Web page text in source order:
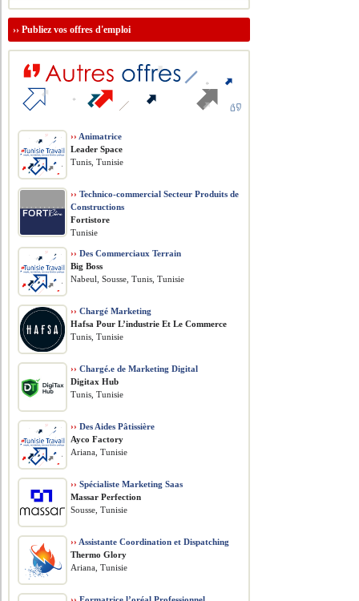
››Publiez vos offres d'emploi
›› Animatrice
Leader Space
Tunis, Tunisie
›› Technico-commercial Secteur Produits de
Constructions
Fortistore
Tunisie
›› Des Commerciaux Terrain
Big Boss
Nabeul, Sousse, Tunis, Tunisie
›› Chargé Marketing
Hafsa Pour L’industrie Et Le Commerce
Tunis, Tunisie
›› Chargé.e de Marketing Digital
Digitax Hub
Tunis, Tunisie
›› Des Aides Pâtissière
Ayco Factory
Ariana, Tunisie
›› Spécialiste Marketing Saas
Massar Perfection
Sousse, Tunisie
›› Assistante Coordination et Dispatching
Thermo Glory
Ariana, Tunisie